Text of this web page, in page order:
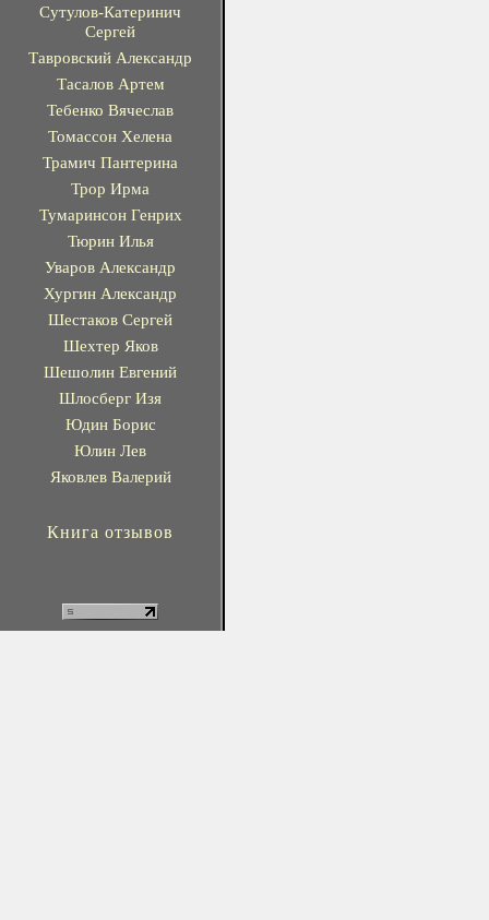
Сутулов-Катеринич
Сергей
Тавровский Александр
Тасалов Артем
Тебенко Вячеслав
Томассон Хелена
Трамич Пантерина
Трор Ирма
Тумаринсон Генрих
Тюрин Илья
Уваров Александр
Хургин Александр
Шестаков Сергей
Шехтер Яков
Шешолин Евгений
Шлосберг Изя
Юдин Борис
Юлин Лев
Яковлев Валерий
Книга отзывов